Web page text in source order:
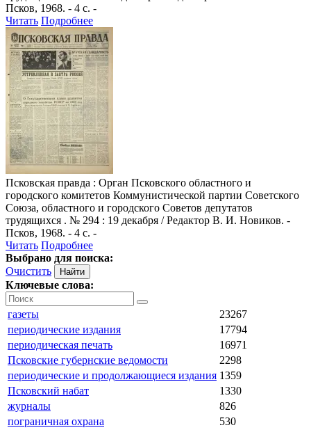
Псков, 1968. - 4 с. -
Читать Подробнее
Псковская правда : Орган Псковского областного и
городского комитетов Коммунистической партии Советского
Союза, областного и городского Советов депутатов
трудящихся . № 294 : 19 декабря / Редактор В. И. Новиков. -
Псков, 1968. - 4 с. -
Читать Подробнее
Выбрано для поиска:
Очистить
Ключевые слова:
газеты
23267
периодические издания
17794
периодическая печать
16971
Псковские губернские ведомости
2298
периодические и продолжающиеся издания 1359
Псковский набат
1330
журналы
826
пограничная охрана
530